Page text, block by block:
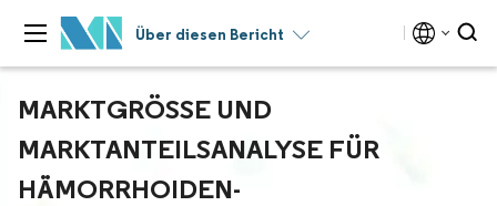
Über diesen Bericht
MARKTGRÖSSE UND M
ARKTANTEILSANALYSE FÜR H
ÄMORRHOIDEN-B